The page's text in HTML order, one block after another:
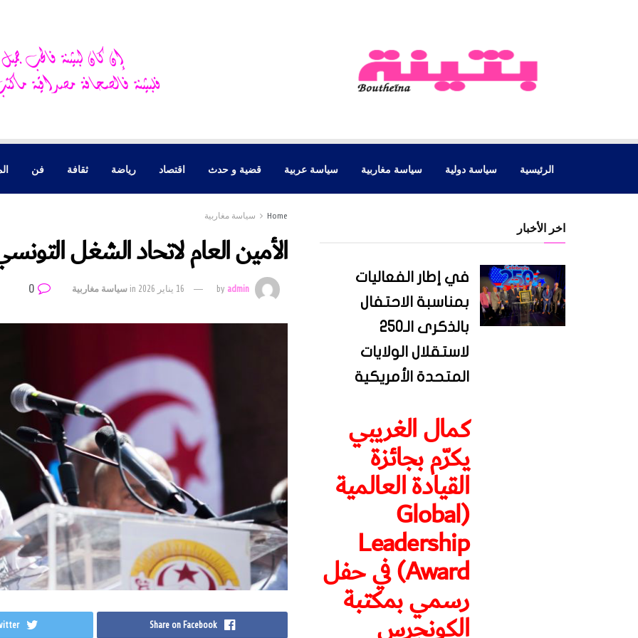
الرئيسية سياسة دولية سياسة مغاربية سياسة عربية قضية و حدث اقتصاد رياضة ثقافة فن
Home سياسة مغاربية
الأمين العام لاتحاد الشغل
byadmin 16 يناير 2026 inسياسة مغاربية
Share on Facebook
اخر الأخبار
في إطار الفعاليات
بمناسبة الاحتفال
بالذكرى الـ250
لاستقلال الولايات
المتحدة الأمريكية
كمال الغريبي
يكرّم بجائزة
القيادة العالمية
(Global
Leadership
Award) في حفل
رسمي بمكتبة
الكونجرس